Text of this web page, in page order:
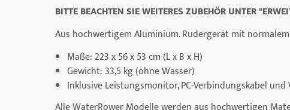
BITTE BEACHTEN SIE WEITERES ZUBEHÖR UNTER
Aus hochwertigem Aluminium. Rudergerät mit
Maße: 223 x 56 x 53 cm (L x B x H)
Gewicht: 33,5 kg (ohne Wasser)
Inklusive Leistungsmonitor, PC-Verbindungskabel und